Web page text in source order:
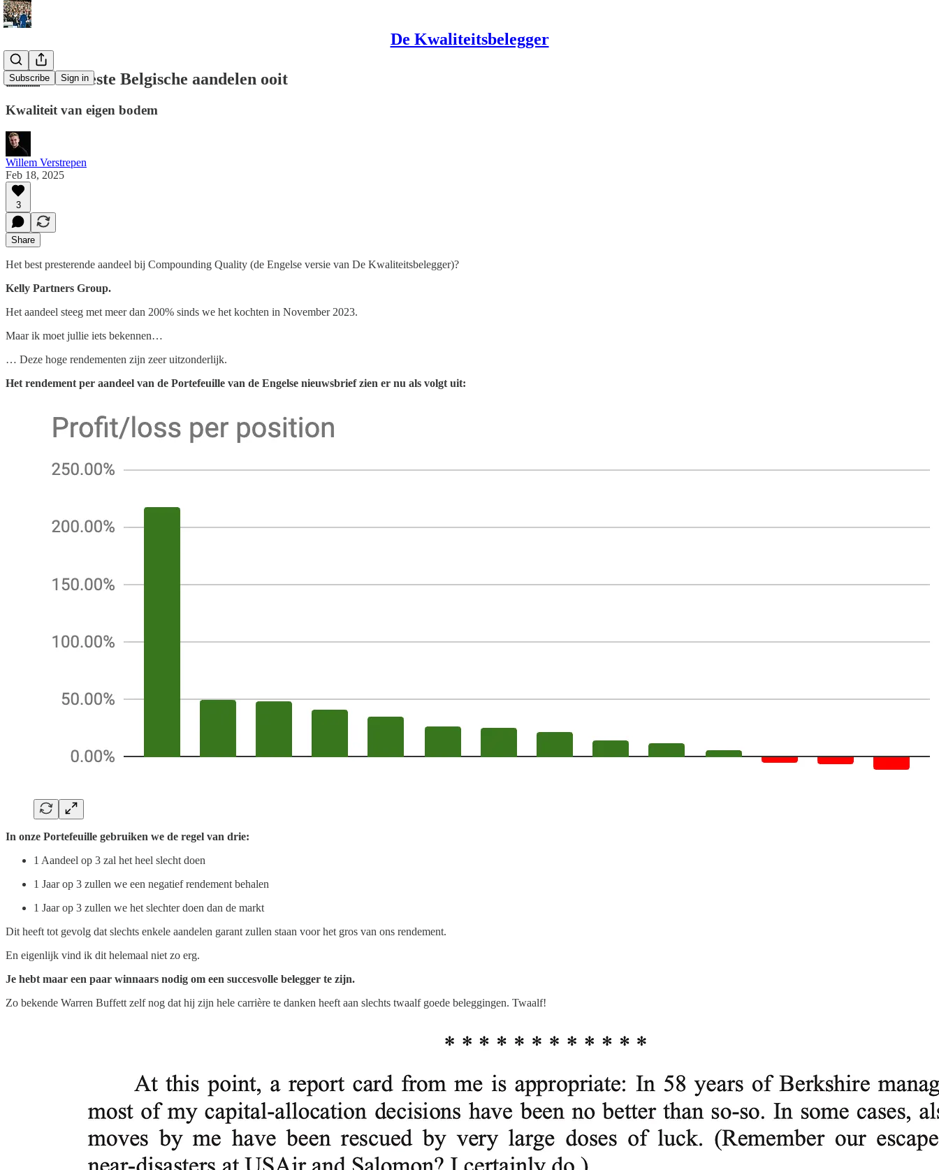
De Kwaliteitsbelegger
Subscribe Sign in
🇧🇪 De 3 beste Belgische aandelen ooit
Kwaliteit van eigen bodem
Willem Verstrepen
Feb 18, 2025
3
Share
Het best presterende aandeel bij Compounding Quality (de Engelse versie van De Kwaliteitsbelegger)?
Kelly Partners Group.
Het aandeel steeg met meer dan 200% sinds we het kochten in November 2023.
Maar ik moet jullie iets bekennen…
… Deze hoge rendementen zijn zeer uitzonderlijk.
Het rendement per aandeel van de Portefeuille van de Engelse nieuwsbrief zien er nu als volgt uit:
In onze Portefeuille gebruiken we de regel van drie:
1 Aandeel op 3 zal het heel slecht doen
1 Jaar op 3 zullen we een negatief rendement behalen
1 Jaar op 3 zullen we het slechter doen dan de markt
Dit heeft tot gevolg dat slechts enkele aandelen garant zullen staan voor het gros van ons rendement.
En eigenlijk vind ik dit helemaal niet zo erg.
Je hebt maar een paar winnaars nodig om een succesvolle belegger te zijn.
Zo bekende Warren Buffett zelf nog dat hij zijn hele carrière te danken heeft aan slechts twaalf goede beleggingen. Twaalf!